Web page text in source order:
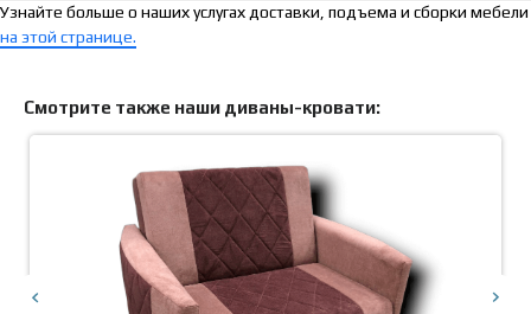
Узнайте больше о наших услугах доставки, подъема и сборки мебели
на этой странице.
Смотрите также наши диваны-кровати: